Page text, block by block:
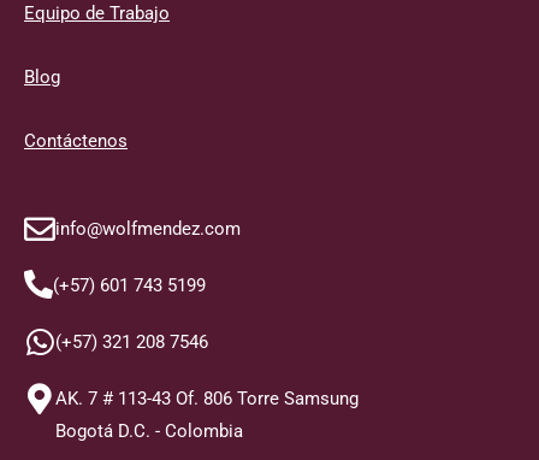
Equipo de Trabajo
Blog
Contáctenos
info@wolfmendez.com
(+57) 601 743 5199
(+57) 321 208 7546
AK. 7 # 113-43 Of. 806 Torre Samsung
Bogotá D.C. - Colombia